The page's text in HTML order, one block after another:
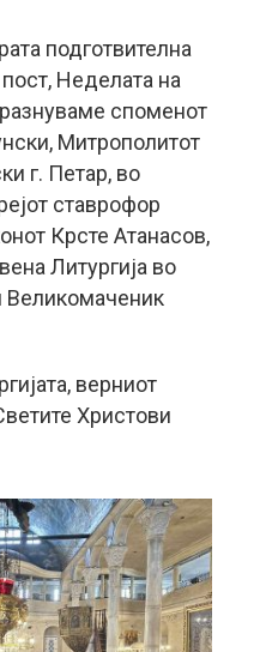
подготвителна
Неделата на
споменот
Митрополитот
г. Петар, во
ставрофор
Крсте Атанасов,
Литургија во
Великомаченик
верниот
Христови